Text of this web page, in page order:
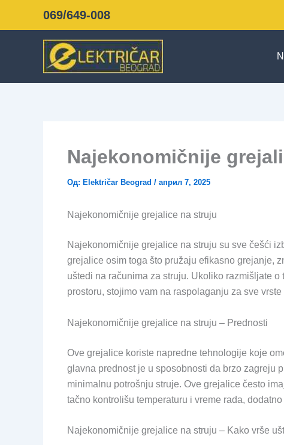
069/649-008
Najekonomičnije
Од: Električar Beograd / април 7, 2025
Najekonomičnije grejalice na struju
Najekonomičnije grejalice na struju su sve češći
grejalice osim toga što pružaju efikasno grejanje,
uštedi na računima za struju. Ukoliko razmišljate
prostoru, stojimo vam na raspolaganju za sve
Najekonomičnije grejalice na struju – Prednosti
Ove grejalice koriste napredne tehnologije koje
glavna prednost je u sposobnosti da brzo zagreju
minimalnu potrošnju struje. Ove grejalice često
tačno kontrolišu temperaturu i vreme rada,
Najekonomičnije grejalice na struju – Kako vrše